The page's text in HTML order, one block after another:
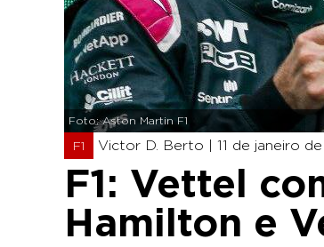
Foto: Aston Martin F1
F1 Victor D. Berto | 11 de janeiro
F1: Vettel
Hamilton e